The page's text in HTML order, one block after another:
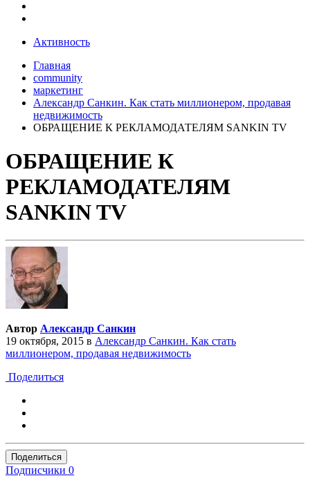
Активность
Главная
community
маркетинг
Александр Санкин. Как стать миллионером, продавая
недвижимость
ОБРАЩЕНИЕ К РЕКЛАМОДАТЕЛЯМ SANKIN TV
ОБРАЩЕНИЕ К
РЕКЛАМОДАТЕЛЯМ
SANKIN TV
Автор Александр Санкин
19 октября, 2015 в Александр Санкин. Как стать
миллионером, продавая недвижимость
Поделиться
Поделиться
Подписчики 0